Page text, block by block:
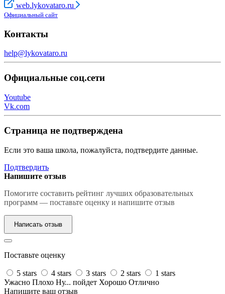
web.lykovataro.ru
Официальный сайт
Контакты
help@lykovataro.ru
Официальные соц.сети
Youtube
Vk.com
Страница не подтверждена
Если это ваша школа, пожалуйста, подтвердите данные.
Подтвердить
Напишите отзыв
Помогите составить рейтинг лучших образовательных
программ — поставьте оценку и напишите отзыв
Написать отзыв
Поставьте оценку
5 stars 4 stars 3 stars 2 stars
1 stars
Ужасно Плохо Ну... пойдет Хорошо Отлично
Напишите ваш отзыв